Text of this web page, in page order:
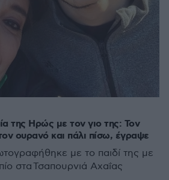
της Ηρώς με τον γιο της: Τον
ουρανό και πάλι πίσω, έγραψε
με το παιδί της με
στα Τσαπουρνιά Αχαΐας